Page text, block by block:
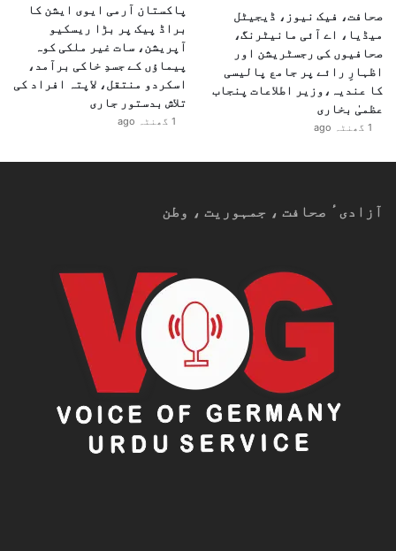
صحافت، فیک نیوز، ڈیجیٹل
میڈیا، اے آئی مانیٹرنگ،
صحافیوں کی رجسٹریشن اور
اظہارِ رائے پر جامع پالیسی
کا عندیہ،وزیر اطلاعات پنجاب
عظمیٰ بخاری
1 گھنٹہ ago
پاکستان آرمی ایوی ایشن کا
براڈ پیک پر بڑا ریسکیو
آپریشن، سات غیر ملکی کوہ
پیماؤں کے جسدِ خاکی برآمد،
اسکردو منتقل، لاپتہ افراد کی
تلاش بدستور جاری
1 گھنٹہ ago
آزادیٴ صحافت ، جمہوریت ، وطن